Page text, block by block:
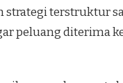
strategi terstruktur
peluang diterima